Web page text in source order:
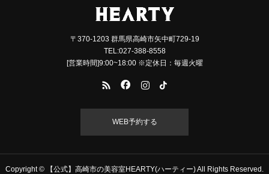
〒370-1203 群馬県高崎市矢中町729-19
TEL:027-388-8558
[営業時間]9:00~18:00 ※定休日：毎週火曜
WEB予約する
Copyright © 【公式】高崎市の美容室HEARTY(ハーティー) All Rights Reserved.